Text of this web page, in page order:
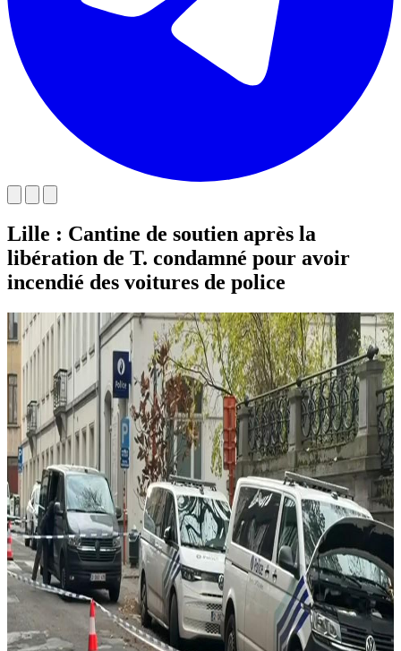
Lille : Cantine de soutien après la
libération de T. condamné pour avoir
incendié des voitures de police